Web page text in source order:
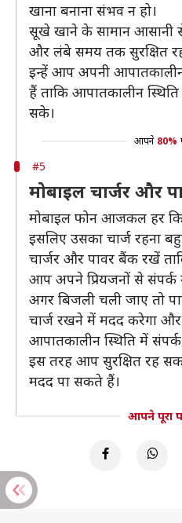
खाना बनाना संभव न हो।
सूखे खाने के सामान आसानी
और लंबे समय तक सुरक्षित
इन्हें आप अपनी
हैं ताकि आपातकालीन
सके।
आपने 80%
#5
मोबाइल चार्जर और
मोबाइल फोन आजकल हर
इसलिए उसका चार्ज रहना
चार्जर और पावर बैंक रखें
आप अपने प्रियजनों से संपर्क
अगर बिजली चली जाए तो
चार्ज रखने में मदद करेगा
आपातकालीन स्थिति में संपर्क
इस तरह आप सुरक्षित रह
मदद पा सकते हैं।
आपने पूरा